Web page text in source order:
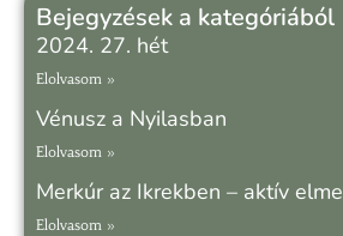
Bejegyzések a kategóriából
2024. 27. hét
Elolvasom »
Vénusz a Nyilasban
Elolvasom »
Merkúr az Ikrekben – aktív elme
Elolvasom »